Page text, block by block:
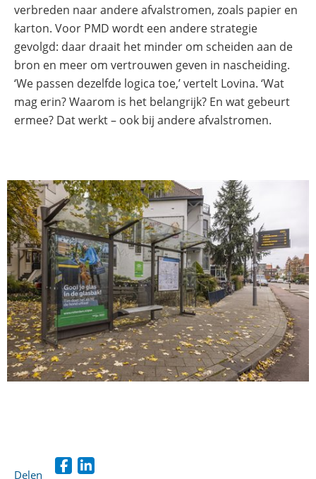
verbreden naar andere afvalstromen, zoals papier en
karton. Voor PMD wordt een andere strategie
gevolgd: daar draait het minder om scheiden aan de
bron en meer om vertrouwen geven in nascheiding.
‘We passen dezelfde logica toe,’ vertelt Lovina. ‘Wat
mag erin? Waarom is het belangrijk? En wat gebeurt
ermee? Dat werkt – ook bij andere afvalstromen.
Delen